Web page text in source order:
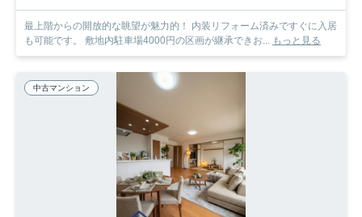
最上階からの開放的な眺望が魅力的！ 内装リフォーム済みですぐに入居
も可能です。 敷地内駐車場4000円の区画が継承できお...
もっと見る
中古マンション